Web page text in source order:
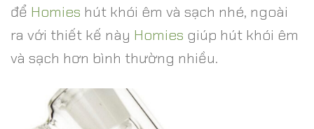
để Homies hút khói êm và sạch nhé, ngoài
ra với thiết kế này Homies giúp hút khói êm
và sạch hơn bình thường nhiều.